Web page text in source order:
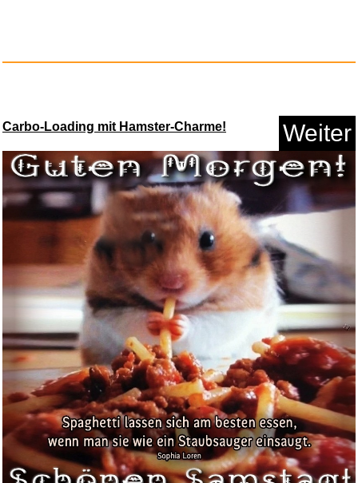
Faber-Castell - Kugelschreiber...
Anzeige
Maximex Rasenkantenschneider
R...
Anzeige
Carbo-Loading mit Hamster-Charme! Weiter